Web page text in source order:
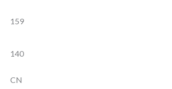
159
140
CN